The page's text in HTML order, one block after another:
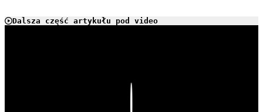
Dalsza część artykułu pod video